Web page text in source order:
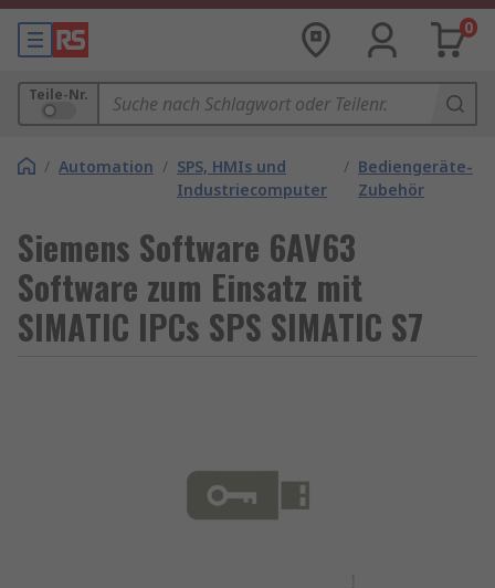
0
Teile-Nr.
/ Automation / SPS, HMIs und
Industriecomputer
/ Bediengeräte-
Zubehör
Siemens Software 6AV63
Software zum Einsatz mit
SIMATIC IPCs SPS SIMATIC S7